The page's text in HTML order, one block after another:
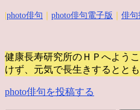
photo俳句 photo俳句電子版 俳句
健康長寿研究所のＨＰへよう
けず、元気で長生きするとと
photo俳句を投稿する